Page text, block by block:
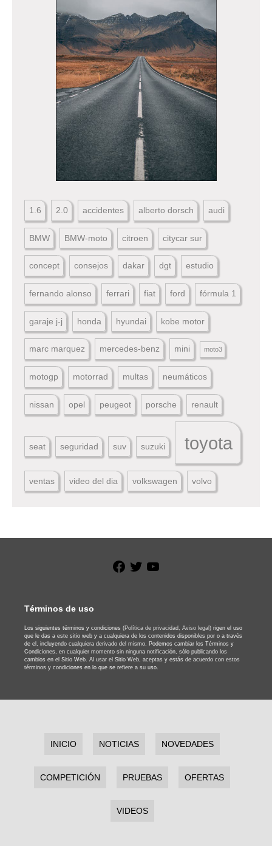
1.6 2.0 accidentes alberto dorsch audi
BMW BMW-moto citroen citycar sur
concept consejos dakar dgt estudio
fernando alonso ferrari fiat ford fórmula 1
garaje j-j honda hyundai kobe motor
marc marquez mercedes-benz mini moto3
motogp motorrad multas neumáticos
nissan opel peugeot porsche renault
seat seguridad suv suzuki toyota
ventas video del dia volkswagen volvo
Facebook
Twitter
Términos de uso
Los siguientes términos y condiciones (Política de privacidad, Aviso legal) rigen el uso
que le das a este sitio web y a cualquiera de los contenidos disponibles por o a través
de el, incluyendo cualquiera derivado del mismo. Podemos cambiar los Términos y
Condiciones, en cualquier momento sin ninguna notificación, sólo publicando los
cambios en el Sitio Web. Al usar el Sitio Web, aceptas y estás de acuerdo con estos
términos y condiciones en lo que se refiere a su uso.
INICIO NOTICIAS NOVEDADES
COMPETICIÓN PRUEBAS OFERTAS
VIDEOS